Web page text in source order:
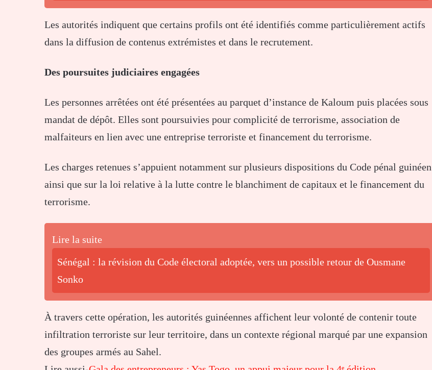
Les autorités indiquent que certains profils ont été identifiés comme particulièrement actifs
dans la diffusion de contenus extrémistes et dans le recrutement.
Des poursuites judiciaires engagées
Les personnes arrêtées ont été présentées au parquet d’instance de Kaloum puis placées sous
mandat de dépôt. Elles sont poursuivies pour complicité de terrorisme, association de
malfaiteurs en lien avec une entreprise terroriste et financement du terrorisme.
Les charges retenues s’appuient notamment sur plusieurs dispositions du Code pénal guinéen
ainsi que sur la loi relative à la lutte contre le blanchiment de capitaux et le financement du
terrorisme.
Lire la suite
Sénégal : la révision du Code électoral adoptée, vers un possible retour de Ousmane
Sonko
À travers cette opération, les autorités guinéennes affichent leur volonté de contenir toute
infiltration terroriste sur leur territoire, dans un contexte régional marqué par une expansion
des groupes armés au Sahel.